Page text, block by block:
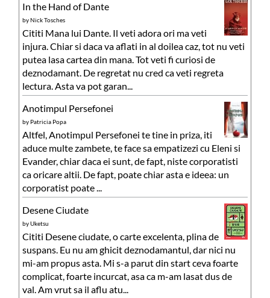
In the Hand of Dante
byNick Tosches
Cititi Mana lui Dante. Il veti adora ori ma veti
injura. Chiar si daca va aflati in al doilea caz, tot nu veti
putea lasa cartea din mana. Tot veti fi curiosi de
deznodamant. De regretat nu cred ca veti regreta
lectura. Asta va pot garan...
Anotimpul Persefonei
by Patricia Popa
Altfel, Anotimpul Persefonei te tine in priza, iti
aduce multe zambete, te face sa empatizezi cu Eleni si
Evander, chiar daca ei sunt, de fapt, niste corporatisti
ca oricare altii. De fapt, poate chiar asta e ideea: un
corporatist poate ...
Desene Ciudate
byUketsu
Cititi Desene ciudate, o carte excelenta, plina de
suspans. Eu nu am ghicit deznodamantul, dar nici nu
mi-am propus asta. Mi s-a parut din start ceva foarte
complicat, foarte incurcat, asa ca m-am lasat dus de
val. Am vrut sa il aflu atu...